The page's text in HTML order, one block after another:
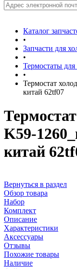
Каталог
•
Запчасти для
•
Термостаты
•
Термостат
китай 62tf07
K59-
китай
Вернуться в раздел
Обзор товара
Набор
Комплект
Описание
Характеристики
Аксессуары
Отзывы
Похожие товары
Наличие